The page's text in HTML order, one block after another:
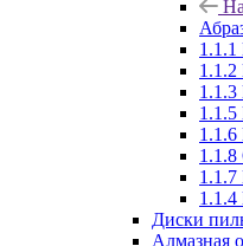
1.1.1
1.1.2
1.1.3
Диски
Алмазная